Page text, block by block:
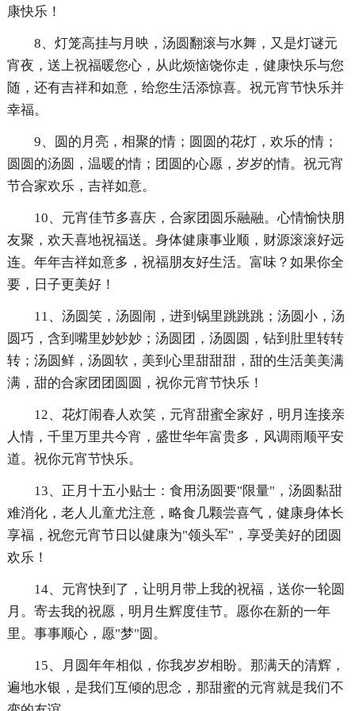
康快乐！
8、灯笼高挂与月映，汤圆翻滚与水舞，又是灯谜元
宵夜，送上祝福暖您心，从此烦恼饶你走，健康快乐与您
随，还有吉祥和如意，给您生活添惊喜。祝元宵节快乐并
幸福。
9、圆的月亮，相聚的情；圆圆的花灯，欢乐的情；
圆圆的汤圆，温暖的情；团圆的心愿，岁岁的情。祝元宵
节合家欢乐，吉祥如意。
10、元宵佳节多喜庆，合家团圆乐融融。心情愉快朋
友聚，欢天喜地祝福送。身体健康事业顺，财源滚滚好远
连。年年吉祥如意多，祝福朋友好生活。富味？如果你全
要，日子更美好！
11、汤圆笑，汤圆闹，进到锅里跳跳跳；汤圆小，汤
圆巧，含到嘴里妙妙妙；汤圆团，汤圆圆，钻到肚里转转
转；汤圆鲜，汤圆软，美到心里甜甜甜，甜的生活美美满
满，甜的合家团团圆圆，祝你元宵节快乐！
12、花灯闹春人欢笑，元宵甜蜜全家好，明月连接亲
人情，千里万里共今宵，盛世华年富贵多，风调雨顺平安
道。祝你元宵节快乐。
13、正月十五小贴士：食用汤圆要"限量"，汤圆黏甜
难消化，老人儿童尤注意，略食几颗尝喜气，健康身体长
享福，祝您元宵节日以健康为"领头军"，享受美好的团圆
欢乐！
14、元宵快到了，让明月带上我的祝福，送你一轮圆
月。寄去我的祝愿，明月生辉度佳节。愿你在新的一年
里。事事顺心，愿"梦"圆。
15、月圆年年相似，你我岁岁相盼。那满天的清辉，
遍地水银，是我们互倾的思念，那甜蜜的元宵就是我们不